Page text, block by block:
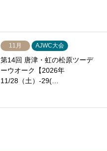
11月 AJWC大会
第14回 唐津・虹の松原ツーデ
ーウオーク【2026年
11/28（土）-29(…